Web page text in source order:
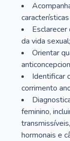
Esclarecer
da vida sexual;
Orientar
Identificar
corrimento
feminino,
hormonais e